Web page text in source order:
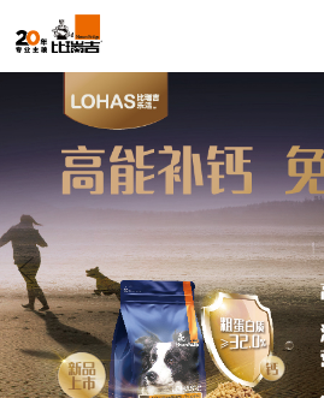
热门搜索: 无谷 冻干